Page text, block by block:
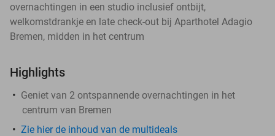
overnachtingen in een studio inclusief ontbijt,
welkomstdrankje en late check-out bij Aparthotel Adagio
Bremen, midden in het centrum
Highlights
Geniet van 2 ontspannende overnachtingen in het
centrum van Bremen
Zie hier de inhoud van de multideals